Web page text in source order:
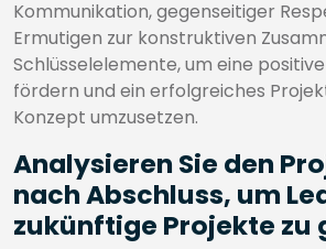
Kommunikation, gegenseitiger
Ermutigen zur konstruktiven
Schlüsselelemente, um eine
fördern und ein erfolgreiches
Konzept umzusetzen.
Analysieren Sie den
nach Abschluss, um
zukünftige Projekte zu